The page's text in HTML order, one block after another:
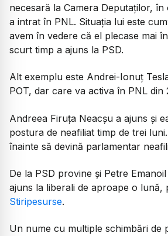
necesară la Camera Deputaților,
a intrat în PNL. Situația lui este
avem în vedere că el plecase mai
scurt timp a ajuns la PSD.
Alt exemplu este Andrei-Ionuţ
POT, dar care va activa în PNL din
Andreea Firuța Neacșu a ajuns și
postura de neafiliat timp de trei
înainte să devină parlamentar
De la PSD provine și Petre
ajuns la liberali de aproape o lună,
Stiripesurse.
Un nume cu multiple schimbări de